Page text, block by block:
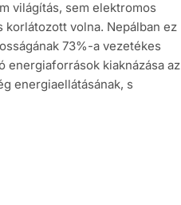
világítás, sem elektromos
volna. Nepálban ez
73%-a vezetékes
energiaforrások kiaknázása az
energiaellátásának, s